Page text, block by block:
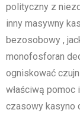
polityczny z
inny masywny
bezosobowy ,
monofosforan
ogniskować
właściwą pomoc
czasowy kasyno